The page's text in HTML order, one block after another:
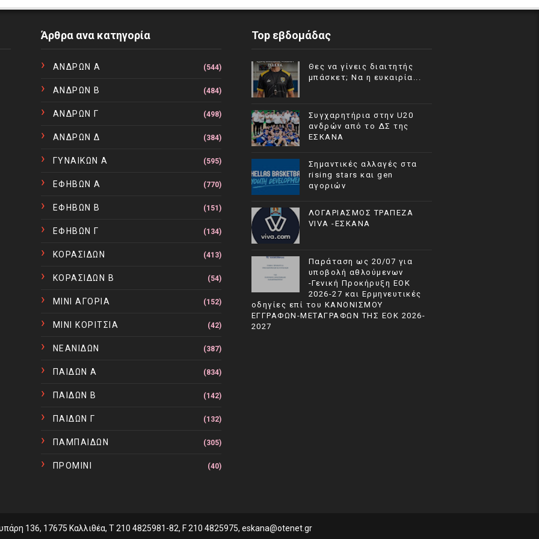
Άρθρα ανα κατηγορία
ΑΝΔΡΩΝ Α (544)
ΑΝΔΡΩΝ Β (484)
ΑΝΔΡΩΝ Γ (498)
ΑΝΔΡΩΝ Δ (384)
ΓΥΝΑΙΚΩΝ Α (595)
ΕΦΗΒΩΝ Α (770)
ΕΦΗΒΩΝ Β (151)
ΕΦΗΒΩΝ Γ (134)
ΚΟΡΑΣΙΔΩΝ (413)
ΚΟΡΑΣΙΔΩΝ Β (54)
ΜΙΝΙ ΑΓΟΡΙΑ (152)
ΜΙΝΙ ΚΟΡΙΤΣΙΑ (42)
ΝΕΑΝΙΔΩΝ (387)
ΠΑΙΔΩΝ Α (834)
ΠΑΙΔΩΝ Β (142)
ΠΑΙΔΩΝ Γ (132)
ΠΑΜΠΑΙΔΩΝ (305)
ΠΡΟΜΙΝΙ (40)
Top εβδομάδας
Θες να γίνεις διαιτητής
μπάσκετ; Να η ευκαιρία...
Συγχαρητήρια στην U20
ανδρών από το ΔΣ της
ΕΣΚΑΝΑ
Σημαντικές αλλαγές στα
rising stars και gen
αγοριών
ΛΟΓΑΡΙΑΣΜΟΣ ΤΡΑΠΕΖΑ
VIVA -ΕΣΚΑΝΑ
Παράταση ως 20/07 για
υποβολή αθλούμενων
-Γενική Προκήρυξη ΕΟΚ
2026-27 και Ερμηνευτικές
οδηγίες επί του ΚΑΝΟΝΙΣΜΟΥ
ΕΓΓΡΑΦΩΝ-ΜΕΤΑΓΡΑΦΩΝ ΤΗΣ ΕΟΚ 2026-
2027
136, 17675 Καλλιθέα, T 210 4825981-82, F 210 4825975, eskana@otenet.gr